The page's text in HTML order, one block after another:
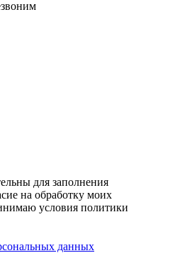
для заполнения
на обработку моих
условия политики
данных